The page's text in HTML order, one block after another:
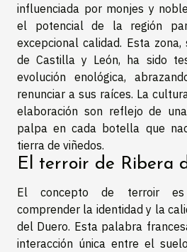
influenciada por monjes y
el potencial de la región
excepcional calidad. Esta
de Castilla y León, ha sido
evolución enológica,
renunciar a sus raíces. La
elaboración son reflejo de
palpa en cada botella que
tierra de viñedos.
El terroir de Ribera
El concepto de terroir es
comprender la identidad y la
del Duero. Esta palabra
interacción única entre el